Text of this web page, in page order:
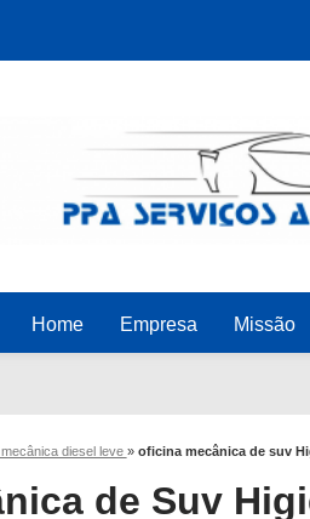
Home Empresa Missão
diesel leve » oficina mecânica de suv
de Suv